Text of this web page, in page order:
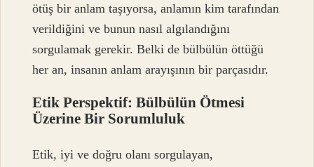
ötüş bir anlam taşıyorsa, anlamın kim tarafından
verildiğini ve bunun nasıl algılandığını
sorgulamak gerekir. Belki de bülbülün öttüğü
her an, insanın anlam arayışının bir parçasıdır.
Etik Perspektif: Bülbülün Ötmesi
Üzerine Bir Sorumluluk
Etik, iyi ve doğru olanı sorgulayan,